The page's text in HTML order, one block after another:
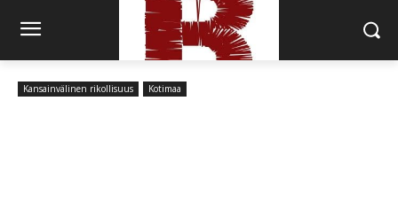
Kansainvälinen rikollisuus Kotimaa